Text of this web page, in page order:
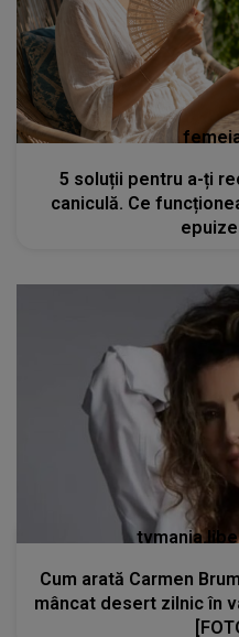
5 soluții pentru a-ți
caniculă. Ce
Cum arată Carmen
mâncat desert zilnic în